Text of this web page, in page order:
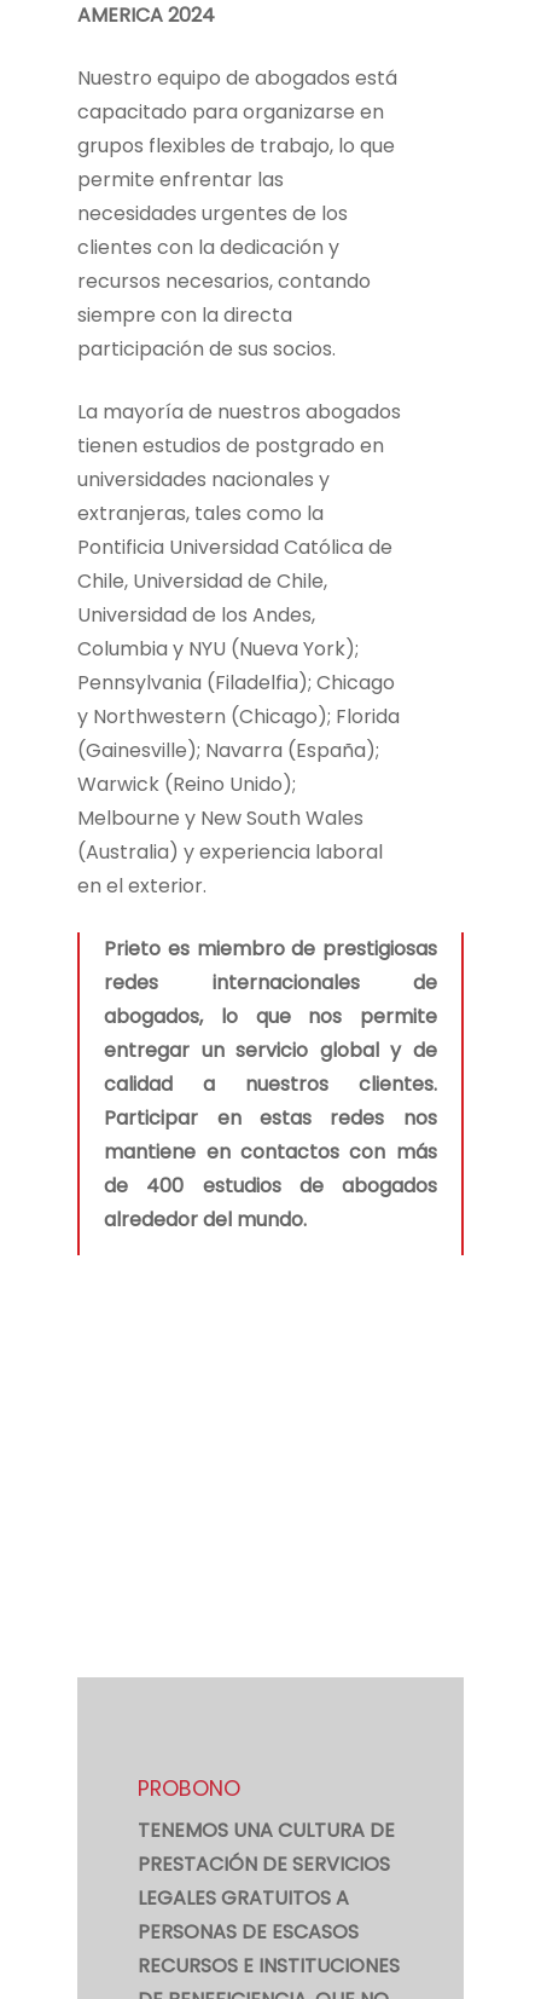
AMERICA 2024
Nuestro equipo de abogados está
capacitado para organizarse en
grupos flexibles de trabajo, lo que
permite enfrentar las
necesidades urgentes de los
clientes con la dedicación y
recursos necesarios, contando
siempre con la directa
participación de sus socios.
La mayoría de nuestros abogados
tienen estudios de postgrado en
universidades nacionales y
extranjeras, tales como la
Pontificia Universidad Católica de
Chile, Universidad de Chile,
Universidad de los Andes,
Columbia y NYU (Nueva York);
Pennsylvania (Filadelfia); Chicago
y Northwestern (Chicago); Florida
(Gainesville); Navarra (España);
Warwick (Reino Unido);
Melbourne y New South Wales
(Australia) y experiencia laboral
en el exterior.
Prieto es miembro de prestigiosas
redes internacionales de
abogados, lo que nos permite
entregar un servicio global y de
calidad a nuestros clientes.
Participar en estas redes nos
mantiene en contactos con más
de 400 estudios de abogados
alrededor del mundo.
PROBONO
TENEMOS UNA CULTURA DE
PRESTACIÓN DE SERVICIOS
LEGALES GRATUITOS A
PERSONAS DE ESCASOS
RECURSOS E INSTITUCIONES